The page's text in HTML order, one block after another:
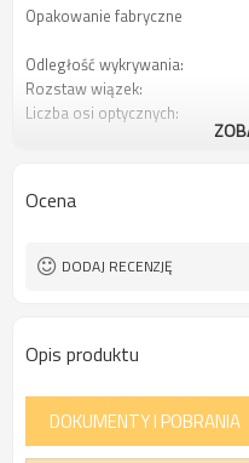
Opakowanie fabryczne
Odległość wykrywania:
Rozstaw wiązek:
Liczba osi optycznych:
Wtyczka interfejsu
Ocena
DODAJ RECENZJĘ
Opis produktu
DOKUMENTY I POBRANIA